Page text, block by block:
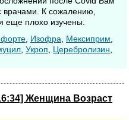
врачами. К сожалению,
еще плохо изучены.
Изофра Мексиприм
Укроп Церебролизин
Женщина Возраст